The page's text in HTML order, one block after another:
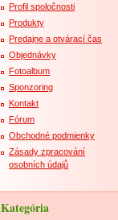
Profil spoločnosti
Produkty
Predajne a otvárací čas
Objednávky
Fotoalbum
Sponzoring
Kontakt
Fórum
Obchodné podmienky
Zásady zpracování
osobních údajů
Kategória